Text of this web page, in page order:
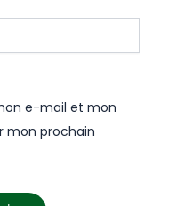
e-mail et mon
mon prochain